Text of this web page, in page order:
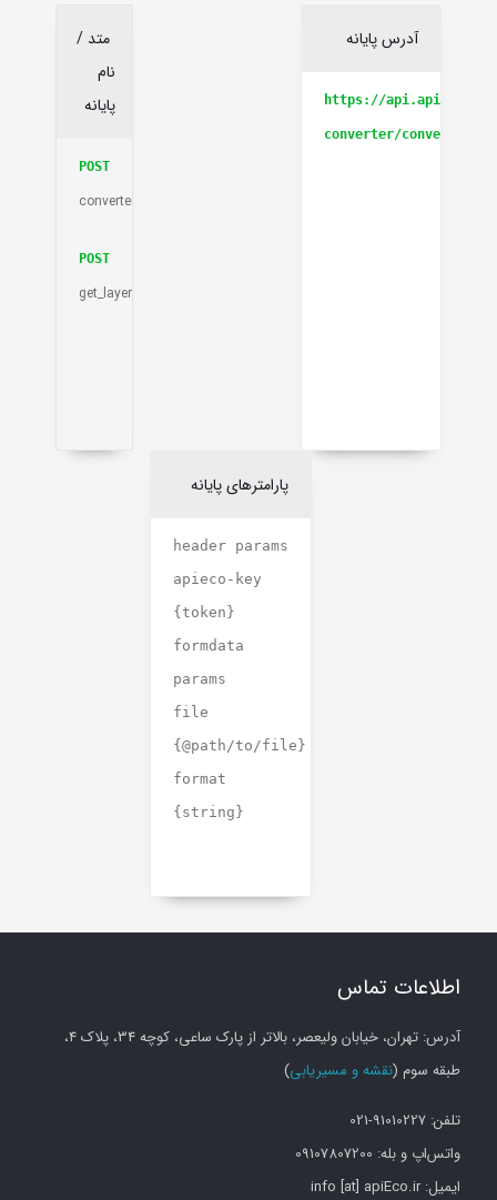
آدرس پایانه
https://api.apieco.ir/
converter/conventor/
پارامترهای پایانه
header params
apieco-key
{token}
formdata
params
file
{@path/to/file}
format
{string}
متد /
نام
پایانه
POST
converter
POST
get_layers
اطلاعات تماس
آدرس: تهران، خیابان ولیعصر، بالاتر از پارک ساعی، کوچه 34، پلاک 4،
طبقه سوم (نقشه و مسیریابی)
تلفن: 91010227-021
واتس‌اپ و بله: 09107807200
ایمیل: info [at] apiEco.ir